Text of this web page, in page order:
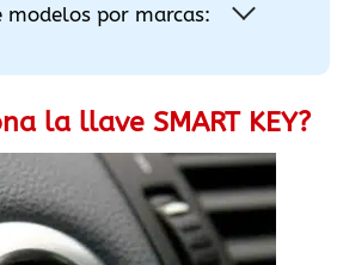
modelos por marcas:
la llave SMART KEY?